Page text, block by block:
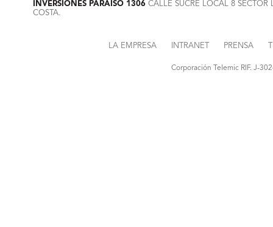
INVERSIONES PARAISO 1306 CALLE SUCRE LOCAL 8
COSTA.
LA EMPRESA INTRANET PRENSA
Corporación Telemic RIF. J-